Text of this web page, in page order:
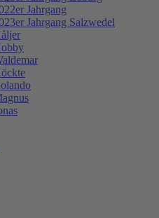
Jahrgang
Jahrgang Salzwedel